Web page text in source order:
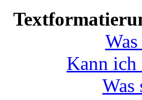
Kann ich
Was